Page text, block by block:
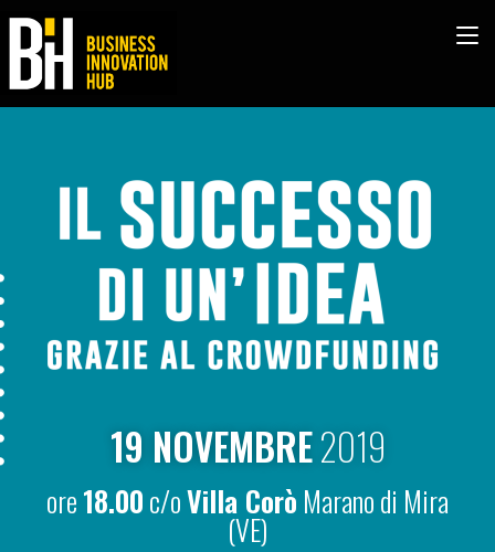
19 NOVEMBRE2019
ore18.00c/oVilla Corò Marano di Mira
(VE)